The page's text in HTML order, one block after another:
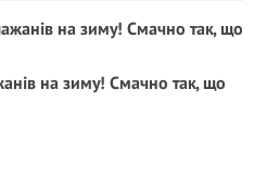
на зиму! Смачно так, що